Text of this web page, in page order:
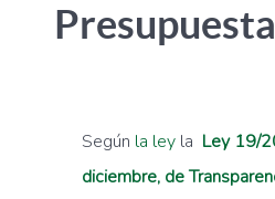
Según la ley la Ley 19/
diciembre, de